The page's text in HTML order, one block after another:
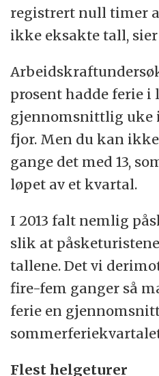
registrert null timer
ikke eksakte tall,
prosent hadde ferie i
gjennomsnittlig uke
fjor. Men du kan
gange det med 13,
løpet av et kvartal.
I 2013 falt nemlig
slik at
tallene. Det vi
fire-fem ganger så
ferie en
Flest helgeturer